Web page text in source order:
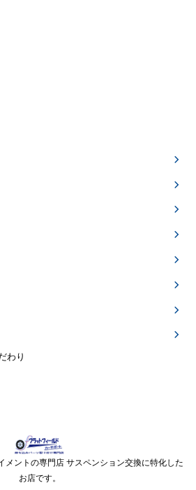
わり
メントの専門店 サスペンション交換に特化した
お店です。